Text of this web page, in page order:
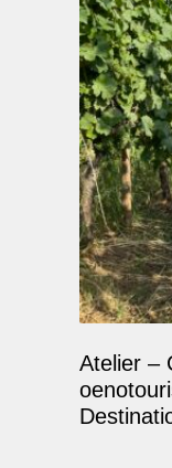
Atelier –